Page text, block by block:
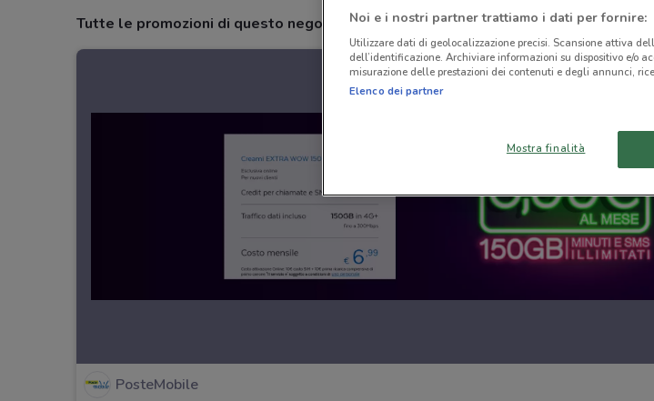
Tutte le promozioni di questo negozio
PosteMobile
Noi e i nostri partner trattiamo i dati per fornire:
Utilizzare dati di geolocalizzazione precisi. Scansione attiva
dell’identificazione. Archiviare informazioni su dispositivo e/o
misurazione delle prestazioni dei contenuti e degli annunci,
Elenco dei partner
Mostra finalità